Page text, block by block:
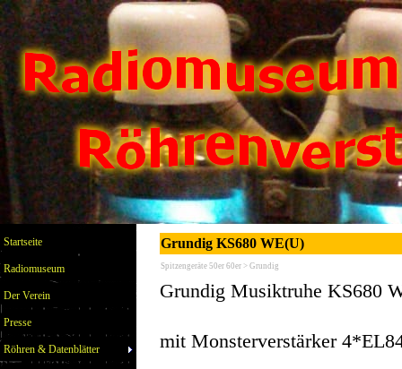
Startseite
Radiomuseum
Der Verein
Presse
Röhren & Datenblätter
Grundig KS680 WE(U)
Spitzengeräte 50er 60er > Grundig
Grundig Musiktruhe KS680
mit Monsterverstärker